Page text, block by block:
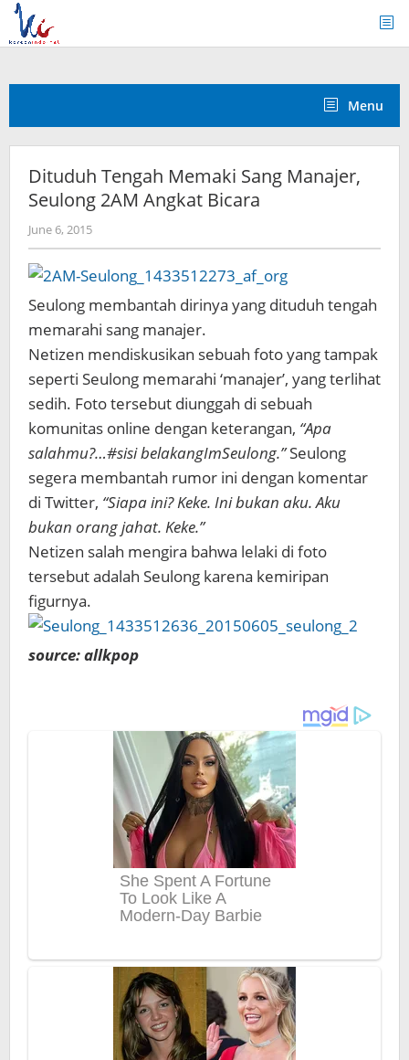
Skip
content
Menu
Dituduh Tengah Memaki Sang Manajer,
Seulong 2AM Angkat Bicara
June 6, 2015by
Koreanindo
Seulong membantah dirinya yang dituduh tengah
memarahi sang manajer.
Netizen mendiskusikan sebuah foto yang tampak
seperti Seulong memarahi ‘manajer’, yang terlihat
sedih. Foto tersebut diunggah di sebuah
komunitas online dengan keterangan, “Apa
salahmu?…#sisi belakangImSeulong.”Seulong
segera membantah rumor ini dengan komentar
di Twitter, “Siapa ini? Keke. Ini bukan aku. Aku
bukan orang jahat. Keke.”
Netizen salah mengira bahwa lelaki di foto
tersebut adalah Seulong karena kemiripan
figurnya.
source: allkpop